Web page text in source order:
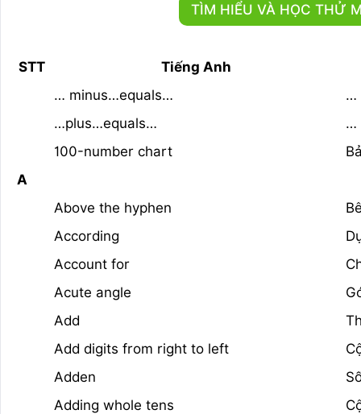
TÌM HIỂU VÀ HỌC THỬ
STT
Tiếng Anh
… minus…equals…
…
…plus…equals…
…
100-number chart
A
Above the hyphen
According
Account for
Acute angle
Add
Add digits from right to left
Adden
Adding whole tens